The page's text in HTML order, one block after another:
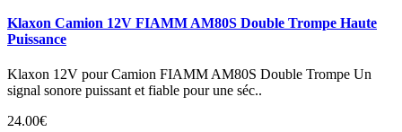
Klaxon Camion 12V FIAMM AM80S Double Trompe Haute
Puissance
Klaxon 12V pour Camion FIAMM AM80S Double Trompe Un
signal sonore puissant et fiable pour une séc..
24.00€